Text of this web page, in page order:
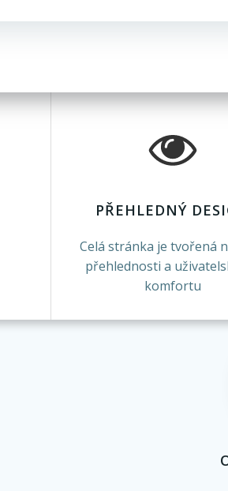
PŘEHLEDNÝ
Celá stránka je tvořená
přehlednosti a
komfortu